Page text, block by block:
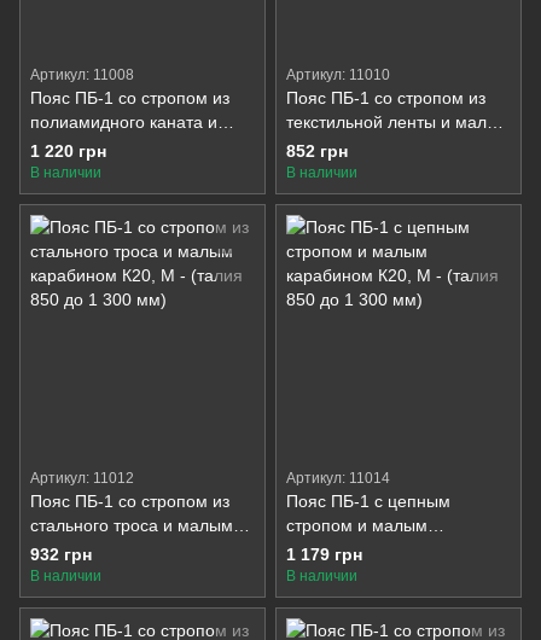
Артикул: 11008
Пояс ПБ-1 со стропом из
полиамидного каната и
большим карабином К55
1 220 грн
В наличии
Артикул: 11010
Пояс ПБ-1 со стропом из
текстильной ленты и малым
карабином К20
852 грн
В наличии
Артикул: 11012
Пояс ПБ-1 со стропом из
стального троса и малым
карабином К20
932 грн
В наличии
Артикул: 11014
Пояс ПБ-1 с цепным
стропом и малым
карабином К20
1 179 грн
В наличии